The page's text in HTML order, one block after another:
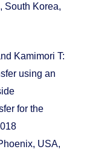
South Korea,
Kamimori T:
using an
for the
USA,